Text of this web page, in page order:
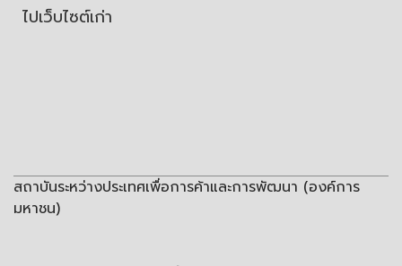
ไปเว็บไซต์เก่า
สถาบันระหว่างประเทศเพื่อการค้าและการพัฒนา (องค์การ
มหาชน)